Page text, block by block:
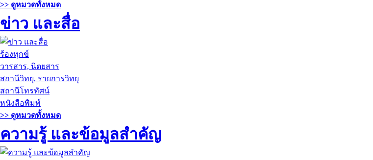
>> ดูหมวดทั้งหมด
ข่าว และสื่อ
ร้องทุกข์
วารสาร, นิตยสาร
สถานีวิทยุ, รายการวิทยุ
สถานีโทรทัศน์
หนังสือพิมพ์
>> ดูหมวดทั้งหมด
ความรู้ และข้อมูลสำคัญ